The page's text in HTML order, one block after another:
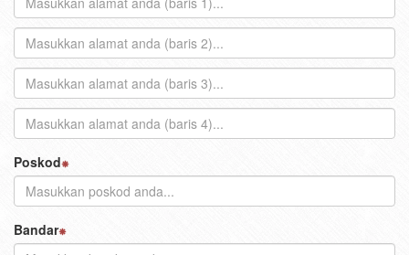
Poskod
Bandar